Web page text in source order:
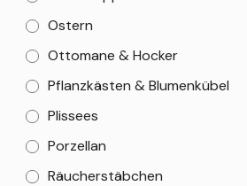
Ostern
Ottomane & Hocker
Pflanzkästen & Blumenkübel
Plissees
Porzellan
Räucherstäbchen